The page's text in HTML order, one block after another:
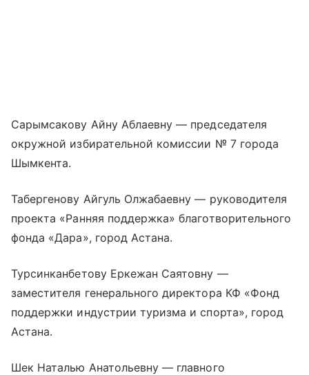
Сарымсакову Айну Аблаевну — председателя
окружной избирательной комиссии № 7 города
Шымкента.
Табергенову Айгуль Олжабаевну — руководителя
проекта «Ранняя поддержка» благотворительного
фонда «Дара», город Астана.
Турсинканбетову Еркежан Саятовну —
заместителя генерального директора КФ «Фонд
поддержки индустрии туризма и спорта», город
Астана.
Шек Наталью Анатольевну — главного